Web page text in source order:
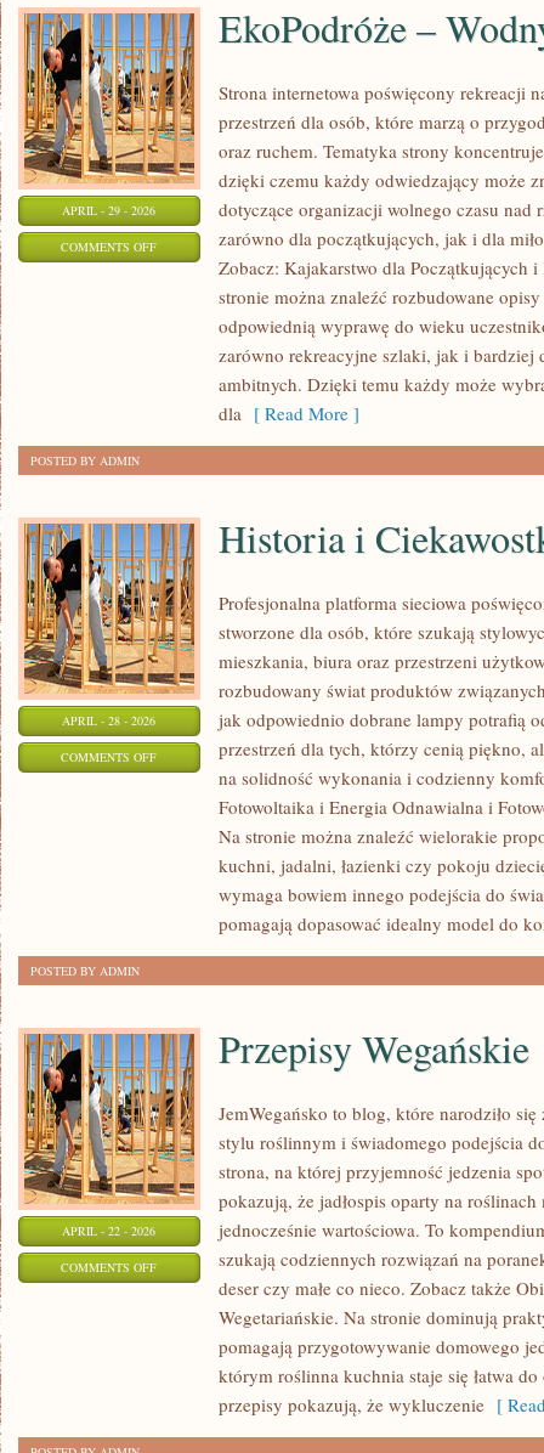
APRIL - 29 - 2026
COMMENTS OFFON
EKOPODRÓŻE
EkoPodróże –
Strona internetowa poświęcony rekreacji
przestrzeń dla osób, które marzą o
oraz ruchem. Tematyka strony
dzięki czemu każdy odwiedzający może
dotyczące organizacji wolnego czasu nad
zarówno dla początkujących, jak i dla
Zobacz: Kajakarstwo dla Początkujących
stronie można znaleźć rozbudowane
odpowiednią wyprawę do wieku
zarówno rekreacyjne szlaki, jak i bardziej
ambitnych. Dzięki temu każdy może
dla [ Read More ]
POSTED BY ADMIN
APRIL - 28 - 2026
COMMENTS OFFON
CIEKAWOSTKI
Historia i
Profesjonalna platforma sieciowa
stworzone dla osób, które szukają
mieszkania, biura oraz przestrzeni
rozbudowany świat produktów
jak odpowiednio dobrane lampy potrafią
przestrzeń dla tych, którzy cenią piękno,
na solidność wykonania i codzienny
Fotowoltaika i Energia Odnawialna i
Na stronie można znaleźć wielorakie
kuchni, jadalni, łazienki czy pokoju
wymaga bowiem innego podejścia do
pomagają dopasować idealny model do
POSTED BY ADMIN
APRIL - 22 - 2026
COMMENTS OFFON
WEGAŃSKIE
Przepisy Wegańskie
JemWegańsko to blog, które narodziło
stylu roślinnym i świadomego podejścia
strona, na której przyjemność jedzenia
pokazują, że jadłospis oparty na
jednocześnie wartościowa. To
szukają codziennych rozwiązań na
deser czy małe co nieco. Zobacz także
Wegetariańskie. Na stronie dominują
pomagają przygotowywanie domowego
którym roślinna kuchnia staje się łatwa
przepisy pokazują, że wykluczenie [